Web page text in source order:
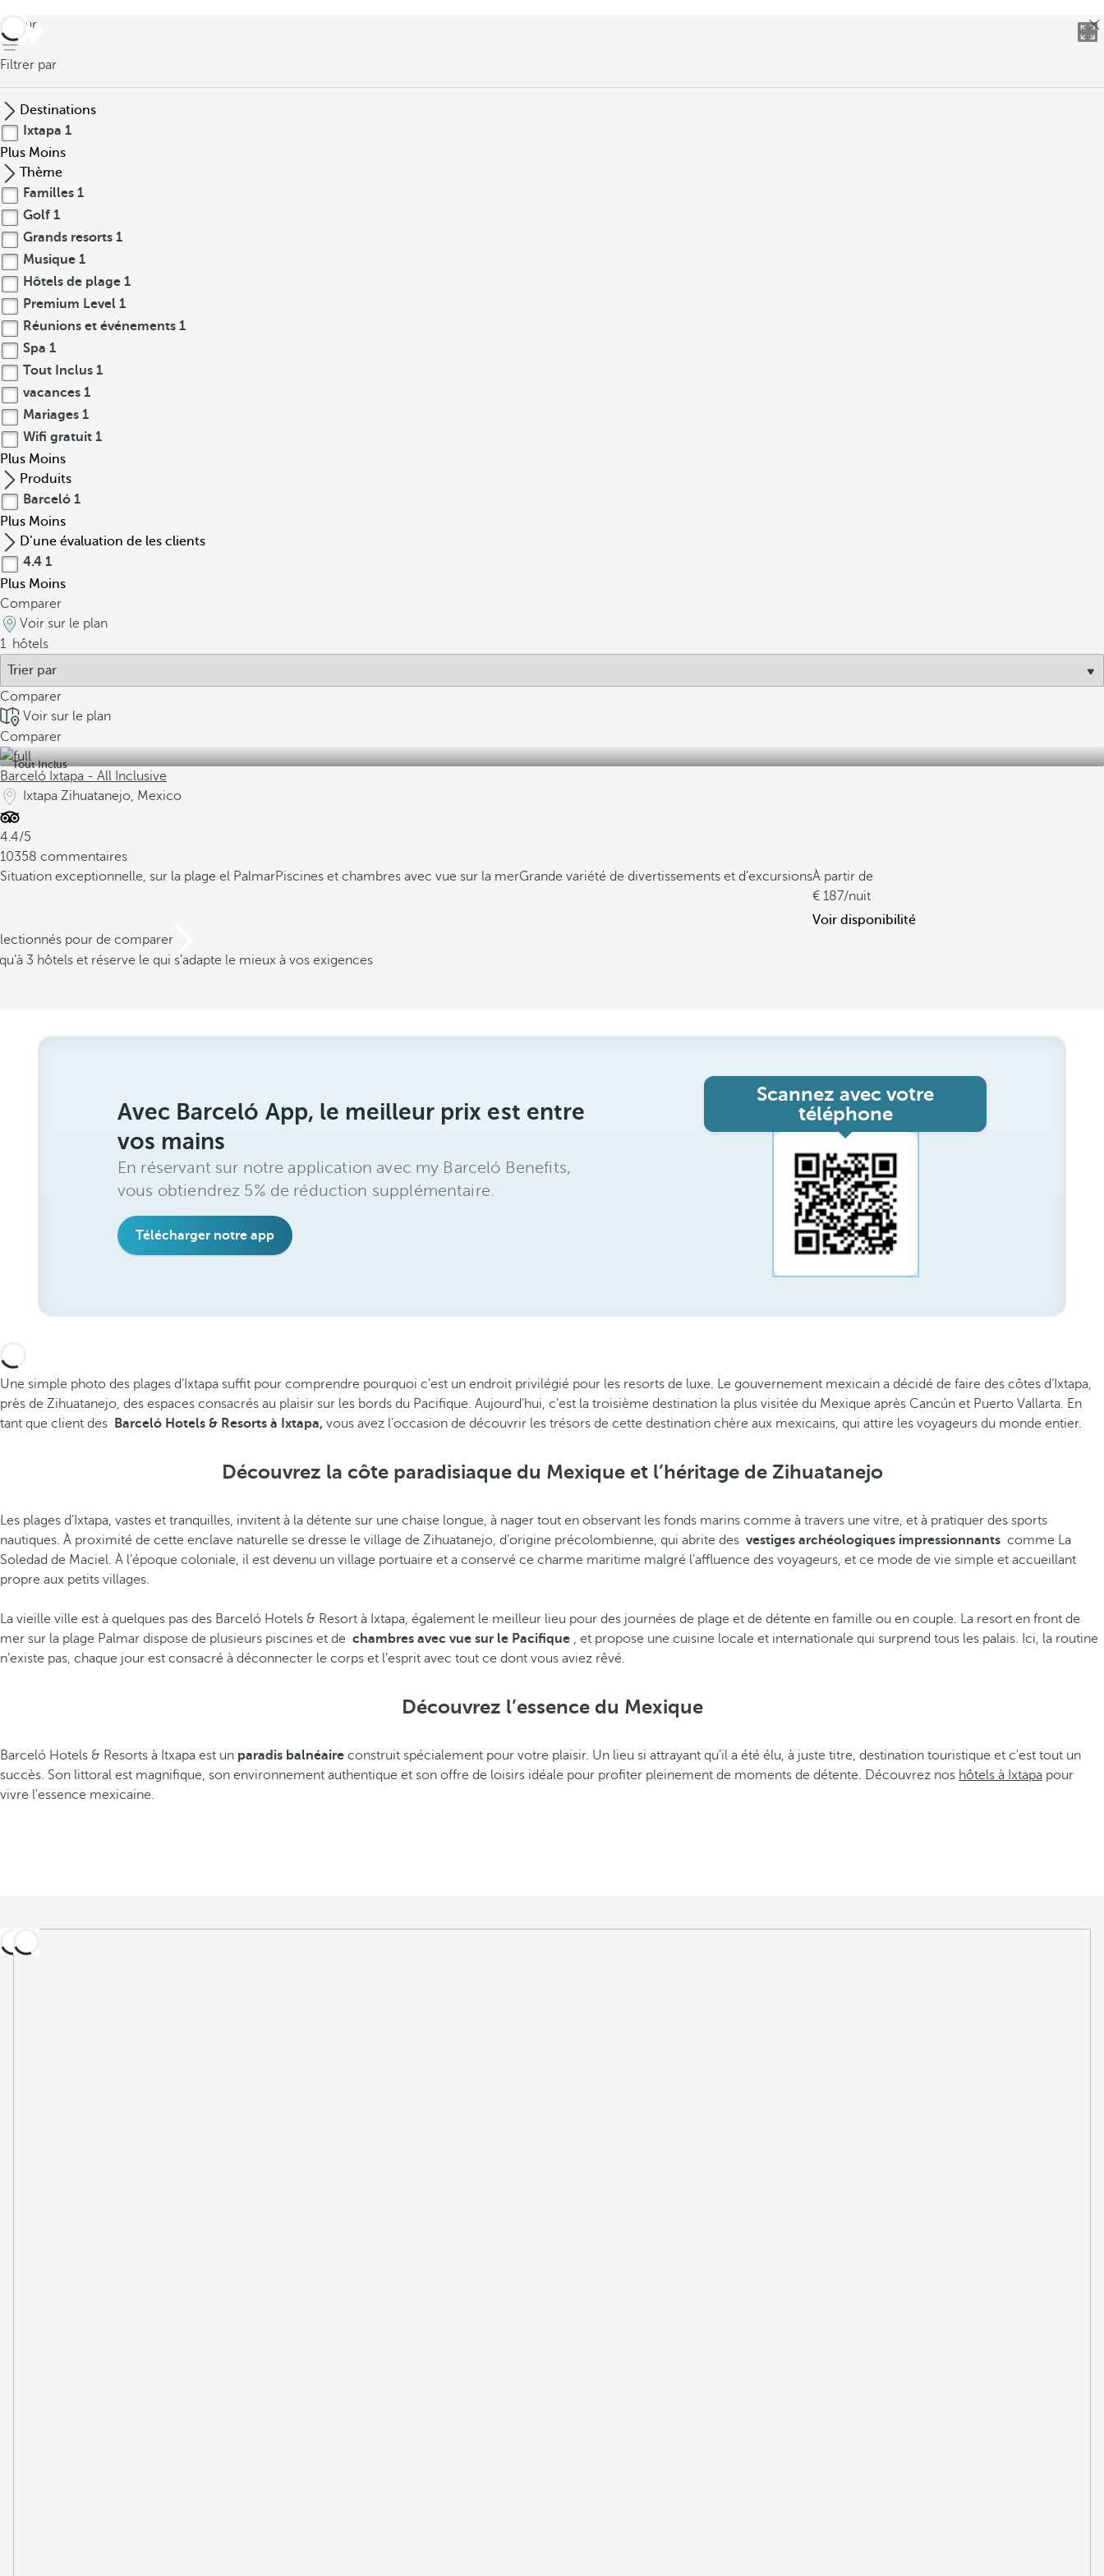
retour
Filtrer par
Destinations
Ixtapa 1
Plus Moins
Thème
Familles 1
Golf 1
Grands resorts 1
Musique 1
Hôtels de plage 1
Premium Level 1
Réunions et événements 1
Spa 1
Tout Inclus 1
vacances 1
Mariages 1
Wifi gratuit 1
Plus Moins
Produits
Barceló 1
Plus Moins
D’une évaluation de les clients
4.4 1
Plus Moins
Comparer
Voir sur le plan
1 hôtels
Comparer
Voir sur le plan
Comparer
Tout Inclus
Barceló Ixtapa - All Inclusive
Ixtapa Zihuatanejo, Mexico
4.4/5
10358 commentaires
Situation exceptionnelle, sur la plage el PalmarPiscines et chambres avec vue sur la merGrande variété de divertissements et d’excursionsÀ partir de
187/nuit
Voir disponibilité
pour de comparer
3 hôtels et réserve le qui s’adapte le mieux à vos exigences
Avec Barceló App, le meilleur prix est entre
vos mains
En réservant sur notre application avec my Barceló Benefits,
vous obtiendrez 5% de réduction supplémentaire.
Télécharger notre app
Scannez avec votre
téléphone
Une simple photo des plages d’Ixtapa suffit pour comprendre pourquoi c’est un endroit privilégié pour les resorts de luxe. Le gouvernement mexicain a décidé de faire des côtes d’Ixtapa,
près de Zihuatanejo, des espaces consacrés au plaisir sur les bords du Pacifique. Aujourd’hui, c’est la troisième destination la plus visitée du Mexique après Cancún et Puerto Vallarta. En
tant que client des
Barceló Hotels & Resorts à Ixtapa, vous avez l’occasion de découvrir les trésors de cette destination chère aux mexicains, qui attire les voyageurs du monde entier.
Découvrez la côte paradisiaque du Mexique et l’héritage de Zihuatanejo
Les plages d’Ixtapa, vastes et tranquilles, invitent à la détente sur une chaise longue, à nager tout en observant les fonds marins comme à travers une vitre, et à pratiquer des sports
nautiques. À proximité de cette enclave naturelle se dresse le village de Zihuatanejo, d’origine précolombienne, qui abrite des vestiges archéologiques impressionnants comme La
Soledad de Maciel. À l’époque coloniale, il est devenu un village portuaire et a conservé ce charme maritime malgré l’affluence des voyageurs, et ce mode de vie simple et accueillant
propre aux petits villages.
La vieille ville est à quelques pas des Barceló Hotels & Resort à Ixtapa, également le meilleur lieu pour des journées de plage et de détente en famille ou en couple. La resort en front de
mer sur la plage Palmar dispose de plusieurs piscines et de chambres avec vue sur le Pacifique , et propose une cuisine locale et internationale qui surprend tous les palais. Ici, la routine
n’existe pas, chaque jour est consacré à déconnecter le corps et l’esprit avec tout ce dont vous aviez rêvé.
Découvrez l’essence du Mexique
Barceló Hotels & Resorts à Itxapa est un paradis balnéaire construit spécialement pour votre plaisir. Un lieu si attrayant qu’il a été élu, à juste titre, destination touristique et c'est tout un
succès. Son littoral est magnifique, son environnement authentique et son offre de loisirs idéale pour profiter pleinement de moments de détente. Découvrez nos hôtels à Ixtapa pour
vivre l'essence mexicaine.